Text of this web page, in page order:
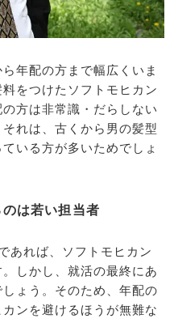
年配の方まで幅広くいま
をつけたソフトモヒカン
方は非常識・だらしない
れは、古くから男の髪型
いる方が多いためでしょ
は若い担当者
あれば、ソフトモヒカン
しかし、就活の最終にあ
ょう。そのため、年配の
ンを避けるほうが無難な